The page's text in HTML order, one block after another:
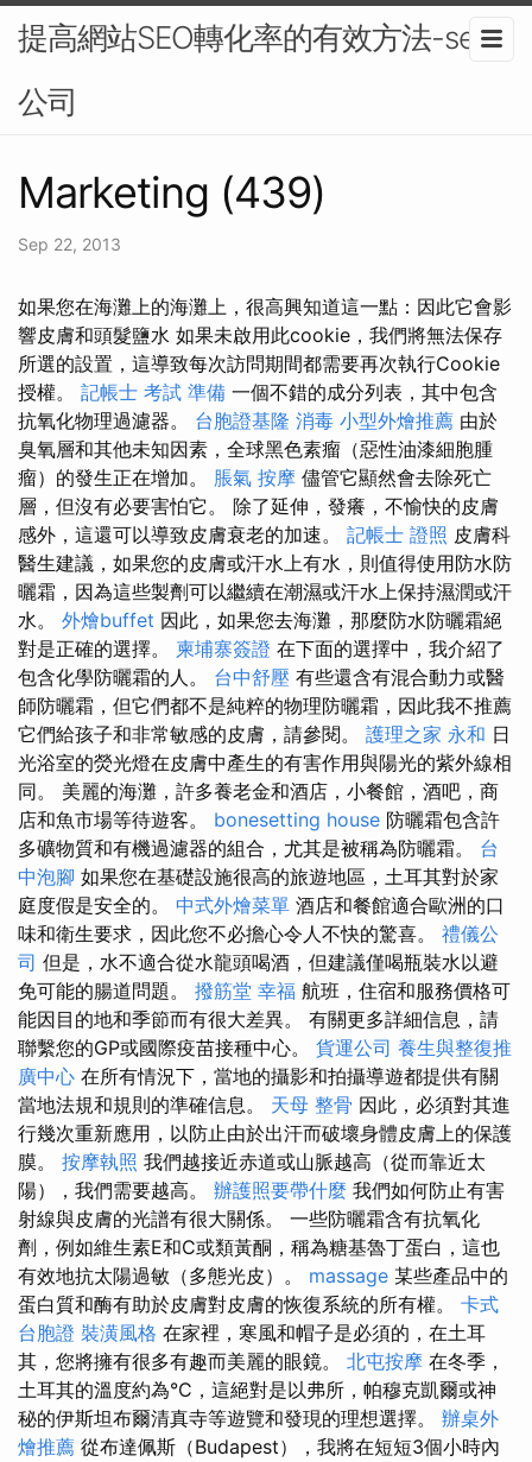
提高網站SEO轉化率的有效方法-seo
公司
Marketing (439)
Sep 22, 2013
如果您在海灘上的海灘上，很高興知道這一點：因此它會影
響皮膚和頭髮鹽水 如果未啟用此cookie，我們將無法保存
所選的設置，這導致每次訪問期間都需要再次執行Cookie
授權。 記帳士 考試 準備 一個不錯的成分列表，其中包含
抗氧化物理過濾器。 台胞證基隆 消毒 小型外燴推薦 由於
臭氧層和其他未知因素，全球黑色素瘤（惡性油漆細胞腫
瘤）的發生正在增加。 脹氣 按摩 儘管它顯然會去除死亡
層，但沒有必要害怕它。 除了延伸，發癢，不愉快的皮膚
感外，這還可以導致皮膚衰老的加速。 記帳士 證照 皮膚科
醫生建議，如果您的皮膚或汗水上有水，則值得使用防水防
曬霜，因為這些製劑可以繼續在潮濕或汗水上保持濕潤或汗
水。 外燴buffet 因此，如果您去海灘，那麼防水防曬霜絕
對是正確的選擇。 柬埔寨簽證 在下面的選擇中，我介紹了
包含化學防曬霜的人。 台中舒壓 有些還含有混合動力或醫
師防曬霜，但它們都不是純粹的物理防曬霜，因此我不推薦
它們給孩子和非常敏感的皮膚，請參閱。 護理之家 永和 日
光浴室的熒光燈在皮膚中產生的有害作用與陽光的紫外線相
同。 美麗的海灘，許多養老金和酒店，小餐館，酒吧，商
店和魚市場等待遊客。 bonesetting house 防曬霜包含許
多礦物質和有機過濾器的組合，尤其是被稱為防曬霜。 台
中泡腳 如果您在基礎設施很高的旅遊地區，土耳其對於家
庭度假是安全的。 中式外燴菜單 酒店和餐館適合歐洲的口
味和衛生要求，因此您不必擔心令人不快的驚喜。 禮儀公
司 但是，水不適合從水龍頭喝酒，但建議僅喝瓶裝水以避
免可能的腸道問題。 撥筋堂 幸福 航班，住宿和服務價格可
能因目的地和季節而有很大差異。 有關更多詳細信息，請
聯繫您的GP或國際疫苗接種中心。 貨運公司 養生與整復推
廣中心 在所有情況下，當地的攝影和拍攝導遊都提供有關
當地法規和規則的準確信息。 天母 整骨 因此，必須對其進
行幾次重新應用，以防止由於出汗而破壞身體皮膚上的保護
膜。 按摩執照 我們越接近赤道或山脈越高（從而靠近太
陽），我們需要越高。 辦護照要帶什麼 我們如何防止有害
射線與皮膚的光譜有很大關係。 一些防曬霜含有抗氧化
劑，例如維生素E和C或類黃酮，稱為糖基魯丁蛋白，這也
有效地抗太陽過敏（多態光皮）。 massage 某些產品中的
蛋白質和酶有助於皮膚對皮膚的恢復系統的所有權。 卡式
台胞證 裝潢風格 在家裡，寒風和帽子是必須的，在土耳
其，您將擁有很多有趣而美麗的眼鏡。 北屯按摩 在冬季，
土耳其的溫度約為°C，這絕對是以弗所，帕穆克凱爾或神
秘的伊斯坦布爾清真寺等遊覽和發現的理想選擇。 辦桌外
燴推薦 從布達佩斯（Budapest），我將在短短3個小時內